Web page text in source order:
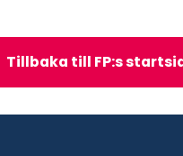
Tillbaka till FP:s